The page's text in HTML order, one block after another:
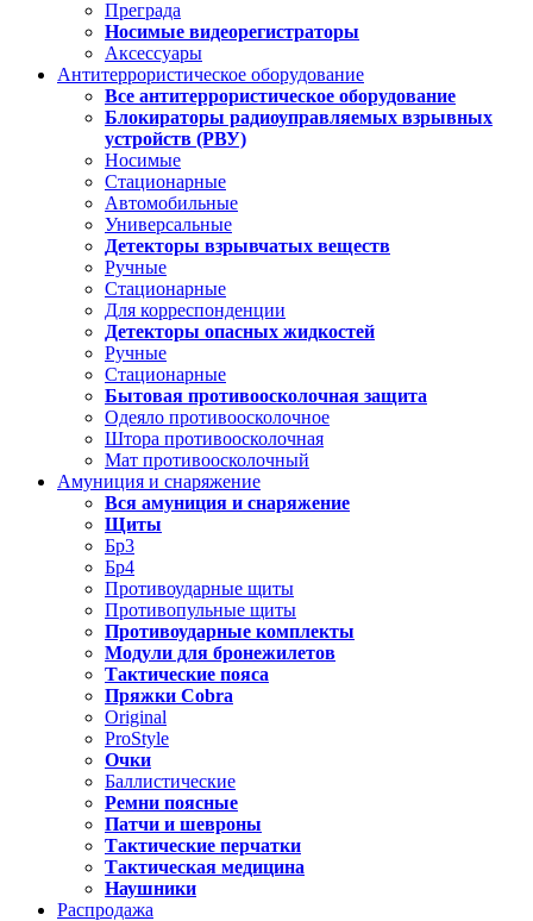
Преграда
Носимые видеорегистраторы
Аксессуары
Антитеррористическое оборудование
Все антитеррористическое оборудование
Блокираторы радиоуправляемых взрывных
устройств (РВУ)
Носимые
Стационарные
Автомобильные
Универсальные
Детекторы взрывчатых веществ
Ручные
Стационарные
Для корреспонденции
Детекторы опасных жидкостей
Ручные
Стационарные
Бытовая противоосколочная защита
Одеяло противоосколочное
Штора противоосколочная
Мат противоосколочный
Амуниция и снаряжение
Вся амуниция и снаряжение
Щиты
Бр3
Бр4
Противоударные щиты
Противопульные щиты
Противоударные комплекты
Модули для бронежилетов
Тактические пояса
Пряжки Cobra
Original
ProStyle
Очки
Баллистические
Ремни поясные
Патчи и шевроны
Тактические перчатки
Тактическая медицина
Наушники
Распродажа